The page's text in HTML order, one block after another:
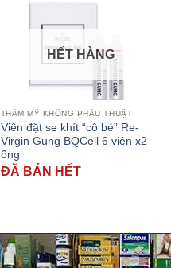
HẾT HÀNG
THẨM MỸ KHÔNG PHẪU THUẬT
Viên đặt se khít “cô bé” Re-
Virgin Gung BQCell 6 viên x2
ống
ĐÃ BÁN HẾT